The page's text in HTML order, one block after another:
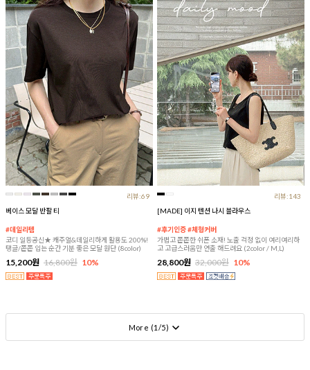
리뷰:69
베이스 모달 반팔 티
#데일리템
코디 일등공신★ 캐주얼&데일리하게 활용도 200%!
탱글/쫀쫀 입는 순간 기분 좋은 모달 원단 (8color)
15,200원 16,800원 10%
리뷰:143
[MADE] 이지 텐션 나시 블라우스
#후기인증 #체형커버
가볍고 쫀쫀한 쉬폰 소재! 노출 걱정 없이 여리여리하
고 고급스러움만 연출 해드려요 (2color / M,L)
28,800원 32,000원 10%
More (1 /5)